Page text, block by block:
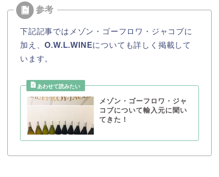
下記記事ではメゾン・ゴーフロワ・ジャコブに
加え、O.W.L.WINEについても詳しく掲載して
います。
メゾン・ゴーフロワ・ジャ
コブについて輸入元に聞い
てきた！